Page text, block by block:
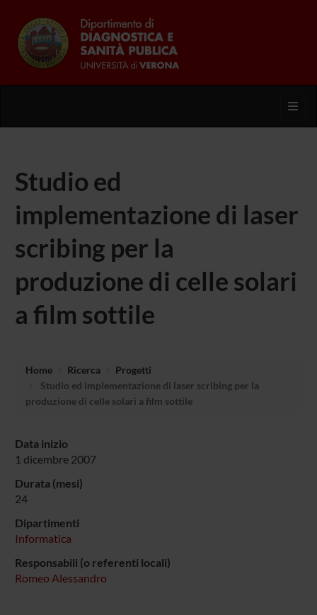
Studio ed
implementazione di laser
scribing per la
produzione di celle solari
a film sottile
Home Ricerca
Progetti
Studio ed implementazione di laser scribing per la
produzione di celle solari a film sottile
Data inizio
1 dicembre 2007
Durata (mesi)
24
Dipartimenti
Informatica
Responsabili (o referenti locali)
Romeo Alessandro